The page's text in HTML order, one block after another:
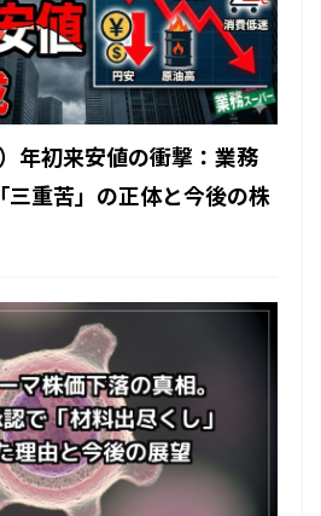
年初来安値の衝撃：業務
三重苦」の正体と今後の株